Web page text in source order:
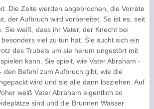
Die Zelte werden abgebrochen, die Vorräte
der Aufbruch wird vorbereitet. So ist es, seit
Sie weiß, dass ihr Vater, der Knecht bei
viel zu tun hat. Sie sucht sich ein
des Trubels um sie herum ungestört mit
kann. Sie spielt, wie Vater Abraham -
den Befehl zum Aufbruch gibt, wie die
wird und sie alle dann losziehen. Auf
weiß Vater Abraham eigentlich so
sind und die Brunnen Wasser